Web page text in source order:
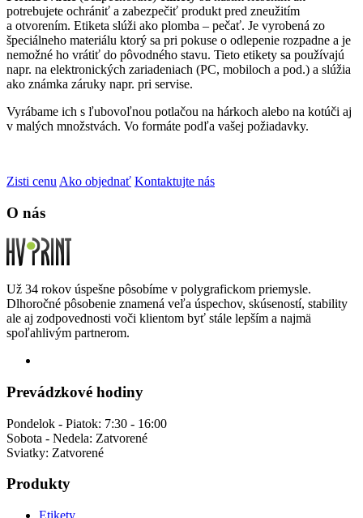
potrebujete ochrániť a zabezpečiť produkt pred zneužitím
a otvorením. Etiketa slúži ako plomba – pečať. Je vyrobená zo
špeciálneho materiálu ktorý sa pri pokuse o odlepenie rozpadne a je
nemožné ho vrátiť do pôvodného stavu. Tieto etikety sa používajú
napr. na elektronických zariadeniach (PC, mobiloch a pod.) a slúžia
ako známka záruky napr. pri servise.
Vyrábame ich s ľubovoľnou potlačou na hárkoch alebo na kotúči aj
v malých množstvách. Vo formáte podľa vašej požiadavky.
Zisti cenu Ako objednať Kontaktujte nás
O nás
Už 34 rokov úspešne pôsobíme v polygrafickom priemysle.
Dlhoročné pôsobenie znamená veľa úspechov, skúseností, stability
ale aj zodpovednosti voči klientom byť stále lepším a najmä
spoľahlivým partnerom.
Prevádzkové hodiny
Pondelok - Piatok: 7:30 - 16:00
Sobota - Nedela: Zatvorené
Sviatky: Zatvorené
Produkty